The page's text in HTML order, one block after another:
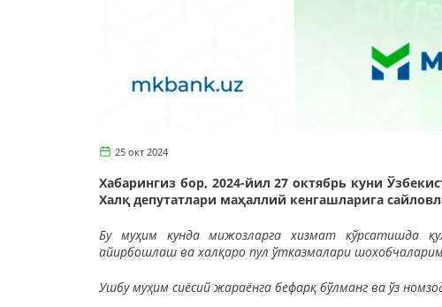
25 окт 2024
Хабарингиз бор, 2024-йил 27 октябрь куни
Халқ депутатлари маҳаллий кенгашларига
Бу муҳим кунда мижозларга хизмат кўрсатишда
айирбошлаш ва халқаро пул ўтказмалари
Ушбу муҳим сиёсий жараёнга бефарқ бўлманг ва ўз